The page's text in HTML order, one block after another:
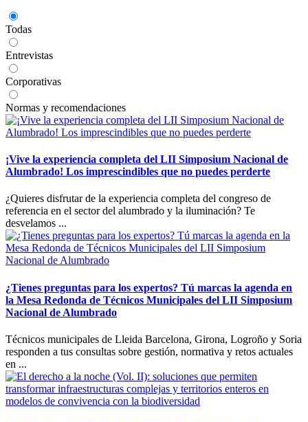
Todas
Entrevistas
Corporativas
Normas y recomendaciones
¡Vive la experiencia completa del LII Simposium Nacional de
Alumbrado! Los imprescindibles que no puedes perderte
¿Quieres disfrutar de la experiencia completa del congreso de
referencia en el sector del alumbrado y la iluminación? Te
desvelamos ...
¿Tienes preguntas para los expertos? Tú marcas la agenda en
la Mesa Redonda de Técnicos Municipales del LII Simposium
Nacional de Alumbrado
Técnicos municipales de Lleida Barcelona, Girona, Logroño y Soria
responden a tus consultas sobre gestión, normativa y retos actuales
en ...